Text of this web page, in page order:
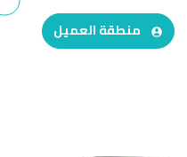
منطقة العميل